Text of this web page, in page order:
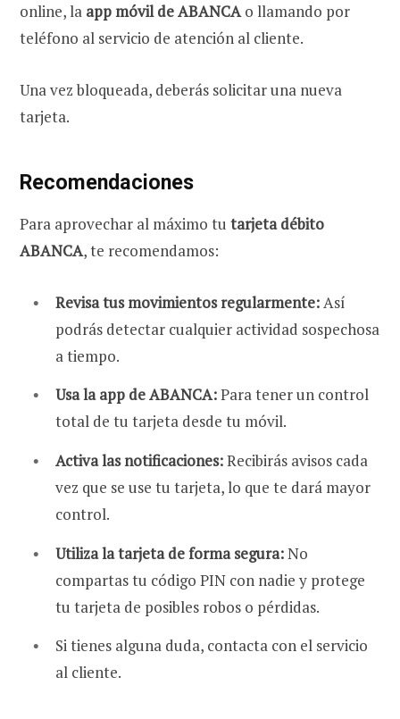
online, la app móvil de ABANCAo llamando por
teléfono al servicio de atención al cliente.
Una vez bloqueada, deberás solicitar una nueva
tarjeta.
Recomendaciones
Para aprovechar al máximo tu tarjeta débito
ABANCA, te recomendamos:
Revisa tus movimientos regularmente:Así
podrás detectar cualquier actividad sospechosa
a tiempo.
Usa la app de ABANCA:Para tener un control
total de tu tarjeta desde tu móvil.
Activa las notificaciones:Recibirás avisos cada
vez que se use tu tarjeta, lo que te dará mayor
control.
Utiliza la tarjeta de forma segura:No
compartas tu código PIN con nadie y protege
tu tarjeta de posibles robos o pérdidas.
Si tienes alguna duda, contacta con el servicio
al cliente.